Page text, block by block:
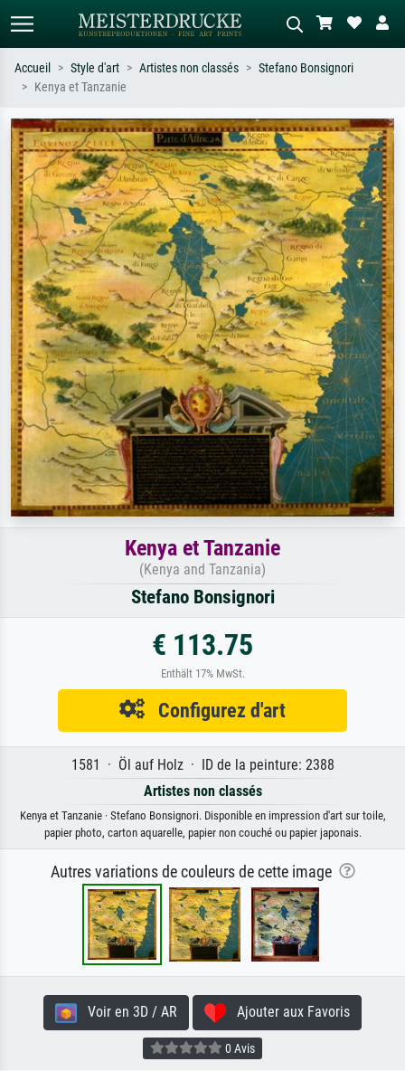
Recherchez par artiste, titre ou style –
ex. Monet, Nuit étoilée,
impressionnisme, vague de Hokusai,
nu.
Décrivez la scène – ex. prairie verte,
abstrait avec beaucoup de rouge,
tableau sombre, nu debout près d'un
arbre.
Accueil Style d'art Artistes non classés
Stefano Bonsignori
Kenya et Tanzanie
Kenya et Tanzanie
(Kenya and Tanzania)
Stefano Bonsignori
€ 113.75
Enthält 17% MwSt.
Configurez d'art
1581 · Öl auf Holz · ID de la peinture: 2388
Artistes non classés
Kenya et Tanzanie · Stefano Bonsignori. Disponible en impression d'art sur toile,
papier photo, carton aquarelle, papier non couché ou papier japonais.
Autres variations de couleurs de cette image
Voir en 3D / AR Ajouter aux Favoris
0 Avis